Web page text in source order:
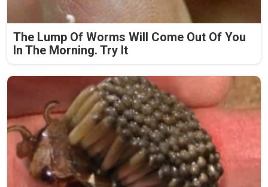
The Lump Of Worms Will Come Out Of You
In The Morning. Try It